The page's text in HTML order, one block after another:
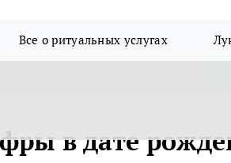
Все о ритуальных услугах
в дате